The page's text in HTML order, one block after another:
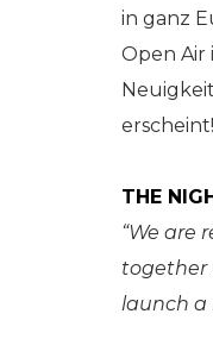
in ganz
Open Air
erscheint!
THE
“We are
together
launch a